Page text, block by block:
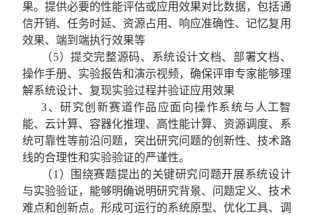
果。提供必要的性能评估或应用效果对比数据，包括通
信开销、任务时延、资源占用、响应准确性、记忆复用
效果、端到端执行效果等
（5）提交完整源码、系统设计文档、部署文档、
操作手册、实验报告和演示视频，确保评审专家能够理
解系统设计、复现实验过程并验证应用效果
3、研究创新赛道作品应面向操作系统与人工智
能、云计算、容器化推理、高性能计算、资源调度、系
统可靠性等前沿问题，突出研究问题的创新性、技术路
线的合理性和实验验证的严谨性。
（1 ）围绕赛题提出的关键研究问题开展系统设计
与实验验证，能够明确说明研究背景、问题定义、技术
难点和创新点。形成可运行的系统原型、优化工具、调